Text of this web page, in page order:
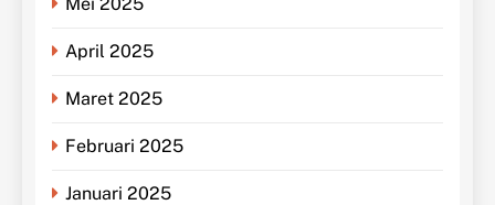
April 2025
Maret 2025
Februari 2025
Januari 2025